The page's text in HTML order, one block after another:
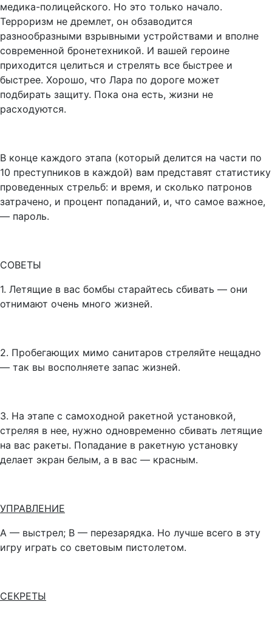
медика-полицейского. Но это только начало.
Терроризм не дремлет, он обзаводится
разнообразными взрывными устройствами и вполне
современной бронетехникой. И вашей героине
приходится целиться и стрелять все быстрее и
быстрее. Хорошо, что Лара по дороге может
подбирать защиту. Пока она есть, жизни не
расходуются.
В конце каждого этапа (который делится на части по
10 преступников в каждой) вам представят статистику
проведенных стрельб: и время, и сколько патронов
затрачено, и процент попаданий, и, что самое важное,
— пароль.
СОВЕТЫ
1. Летящие в вас бомбы старайтесь сбивать — они
отнимают очень много жизней.
2. Пробегающих мимо санитаров стреляйте нещадно
— так вы восполняете запас жизней.
3. На этапе с самоходной ракетной установкой,
стреляя в нее, нужно одновременно сбивать летящие
на вас ракеты. Попадание в ракетную установку
делает экран белым, а в вас — красным.
УПРАВЛЕНИЕ
А — выстрел; В — перезарядка. Но лучше всего в эту
игру играть со световым пистолетом.
СЕКРЕТЫ